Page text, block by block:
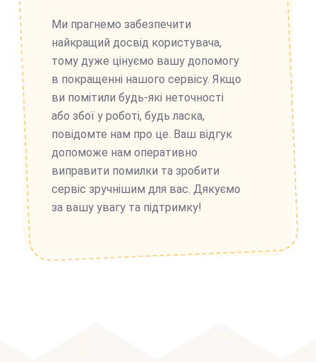
Ми прагнемо забезпечити
найкращий досвід користувача,
тому дуже цінуємо вашу допомогу
в покращенні нашого сервісу. Якщо
ви помітили будь-які неточності
або збої у роботі, будь ласка,
повідомте нам про це. Ваш відгук
допоможе нам оперативно
виправити помилки та зробити
сервіс зручнішим для вас. Дякуємо
за вашу увагу та підтримку!